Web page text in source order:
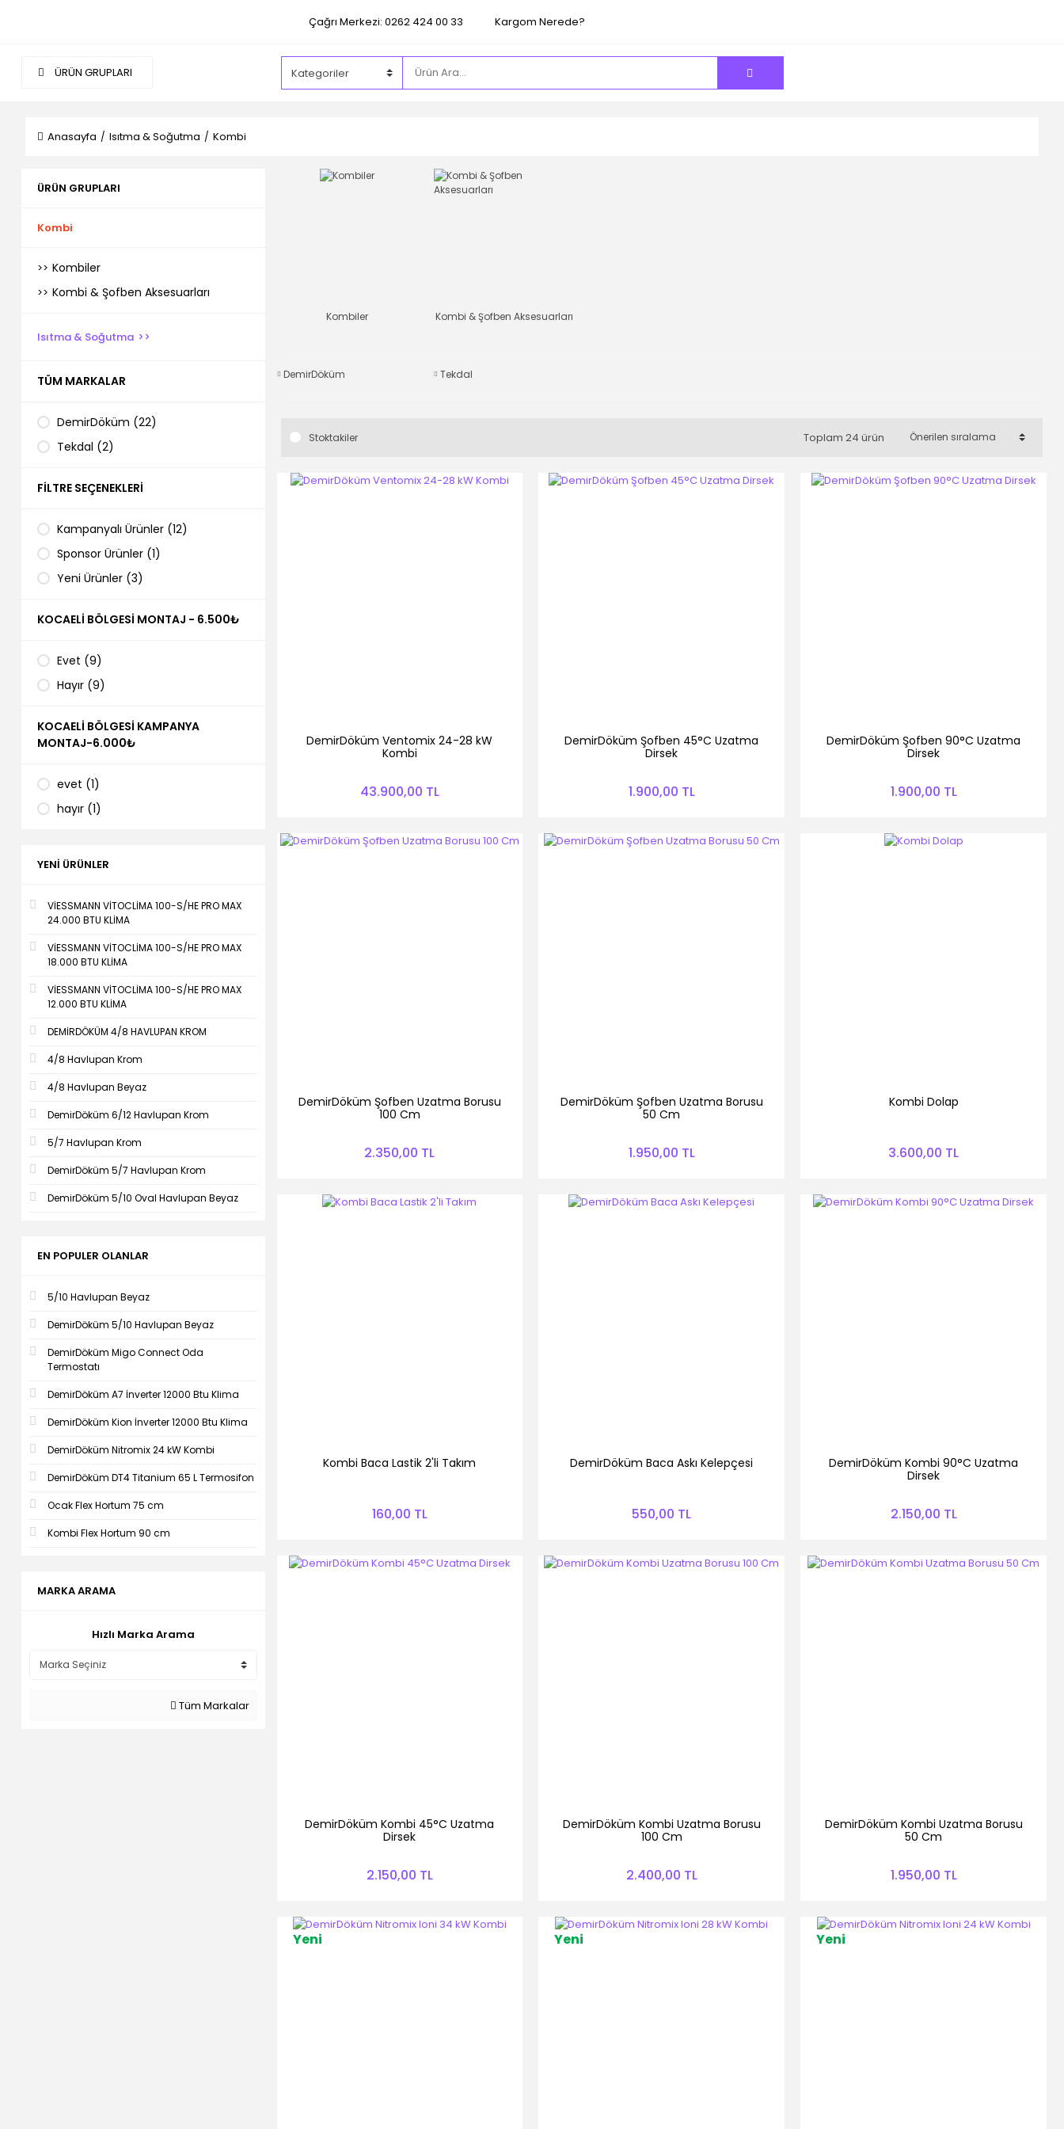
Çağrı Merkezi: 0262 424 00 33 Kargom Nerede?
ÜRÜN GRUPLARI
Anasayfa Isıtma & Soğutma Kombi
ÜRÜN GRUPLARI
Kombi
Kombiler
Kombi & Şofben Aksesuarları
Isıtma & Soğutma
TÜM MARKALAR
DemirDöküm (22)
Tekdal (2)
FILTRE SEÇENEKLERI
Kampanyalı Ürünler (12)
Sponsor Ürünler (1)
Yeni Ürünler (3)
KOCAELI BÖLGESI MONTAJ - 6.500₺
Evet (9)
Hayır (9)
KOCAELI BÖLGESI KAMPANYA
MONTAJ-6.000₺
evet (1)
hayır (1)
YENI ÜRÜNLER
VİESSMANN VİTOCLİMA 100-S/HE PRO MAX
24.000 BTU KLİMA
VİESSMANN VİTOCLİMA 100-S/HE PRO MAX
18.000 BTU KLİMA
VİESSMANN VİTOCLİMA 100-S/HE PRO MAX
12.000 BTU KLİMA
DEMİRDÖKÜM 4/8 HAVLUPAN KROM
4/8 Havlupan Krom
4/8 Havlupan Beyaz
DemirDöküm 6/12 Havlupan Krom
5/7 Havlupan Krom
DemirDöküm 5/7 Havlupan Krom
DemirDöküm 5/10 Oval Havlupan Beyaz
EN POPULER OLANLAR
5/10 Havlupan Beyaz
DemirDöküm 5/10 Havlupan Beyaz
DemirDöküm Migo Connect Oda
Termostatı
DemirDöküm A7 İnverter 12000 Btu Klima
DemirDöküm Kion İnverter 12000 Btu Klima
DemirDöküm Nitromix 24 kW Kombi
DemirDöküm DT4 Titanium 65 L Termosifon
Ocak Flex Hortum 75 cm
Kombi Flex Hortum 90 cm
MARKA ARAMA
Hızlı Marka Arama
Tüm Markalar
Kombiler Kombi & Şofben Aksesuarları
DemirDöküm Tekdal
Stoktakiler Toplam 24 ürün
DemirDöküm Ventomix 24-28 kW
Kombi
43.900,00 TL
DemirDöküm Şofben 45°C Uzatma
Dirsek
1.900,00 TL
DemirDöküm Şofben 90°C Uzatma
Dirsek
1.900,00 TL
DemirDöküm Şofben Uzatma Borusu
100 Cm
2.350,00 TL
DemirDöküm Şofben Uzatma Borusu
50 Cm
1.950,00 TL
Kombi Dolap
3.600,00 TL
Kombi Baca Lastik 2'li Takım
160,00 TL
DemirDöküm Baca Askı Kelepçesi
550,00 TL
DemirDöküm Kombi 90°C Uzatma
Dirsek
2.150,00 TL
DemirDöküm Kombi 45°C Uzatma
Dirsek
2.150,00 TL
DemirDöküm Kombi Uzatma Borusu
100 Cm
2.400,00 TL
DemirDöküm Kombi Uzatma Borusu
50 Cm
1.950,00 TL
Yeni Yeni Yeni